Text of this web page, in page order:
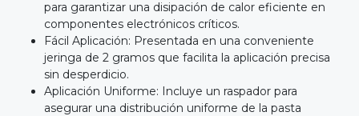
para garantizar una disipación de calor eficiente en
componentes electrónicos críticos.
Fácil Aplicación: Presentada en una conveniente
jeringa de 2 gramos que facilita la aplicación precisa
sin desperdicio.
Aplicación Uniforme: Incluye un raspador para
asegurar una distribución uniforme de la pasta